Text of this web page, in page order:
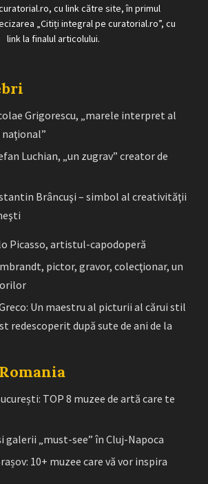
cu link către site, în primul
„Citiți integral pe curatorial.ro”, cu
link la finalul articolului.
Grigorescu, „marele interpret al
Luchian, „un zugrav” creator de
Brâncuşi – simbol al creativităţii
Picasso, artistul-capodoperă
pictor, gravor, colecţionar, un
Un maestru al picturii al cărui stil
redescoperit după sute de ani de la
TOP 8 muzee de artă care te
galerii „must-see” în Cluj-Napoca
10+ muzee care vă vor inspira